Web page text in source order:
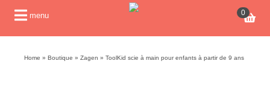
menu 0
Home » Boutique » Zagen » ToolKid scie à main pour enfants à partir de 9 ans